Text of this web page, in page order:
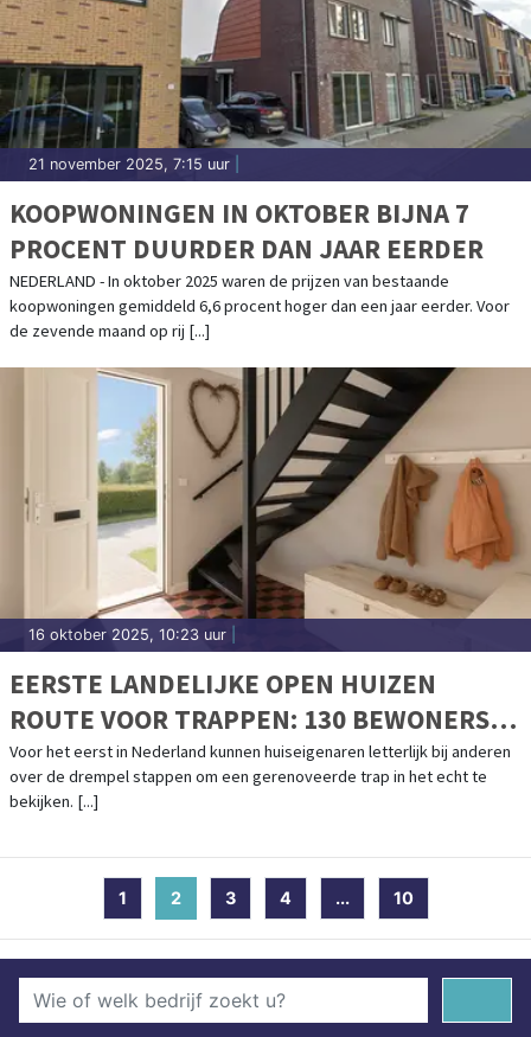
21 november 2025, 7:15 uur
KOOPWONINGEN IN OKTOBER BIJNA 7
PROCENT DUURDER DAN JAAR EERDER
NEDERLAND - In oktober 2025 waren de prijzen van bestaande
koopwoningen gemiddeld 6,6 procent hoger dan een jaar eerder. Voor
de zevende maand op rij [...]
16 oktober 2025, 10:23 uur
EERSTE LANDELIJKE OPEN HUIZEN
ROUTE VOOR TRAPPEN: 130 BEWONERS
OPENEN HUN DEUREN
Voor het eerst in Nederland kunnen huiseigenaren letterlijk bij anderen
over de drempel stappen om een gerenoveerde trap in het echt te
bekijken. [...]
1 2(current)
3 4 ... 10